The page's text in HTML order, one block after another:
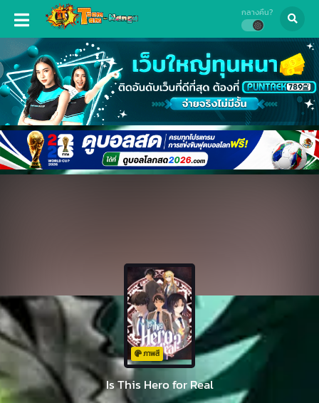
กลางคืน?
ภาพสี
Is This Hero for Real